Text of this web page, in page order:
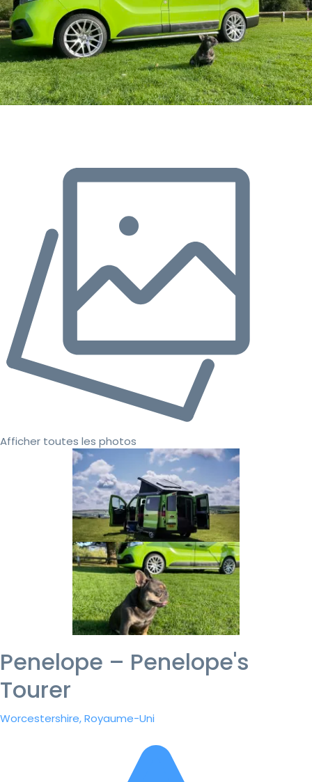
Afficher toutes les photos
Penelope – Penelope's
Tourer
Worcestershire, Royaume-Uni